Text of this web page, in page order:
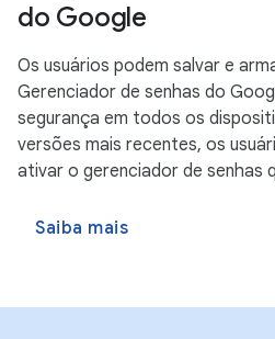
do Google
Os usuários podem salvar e
Gerenciador de senhas do
segurança em todos os
versões mais recentes, os
ativar o gerenciador de senhas
Saiba mais